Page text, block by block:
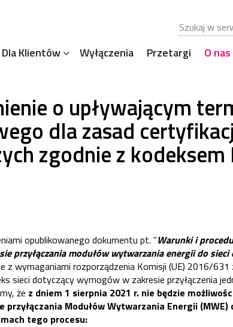
Dla Klientów Wyłączenia Przetargi O nas
o upływającym
dla zasad
zgodnie z kodeksem
opublikowanego dokumentu pt. "Warunki i
przyłączania modułów wytwarzania energii do
z wymaganiami rozporządzenia Komisji (UE) 2016/
sieci dotyczący wymogów w zakresie przyłączenia
że z dniem 1 sierpnia 2021 r. nie będzie
przyłączania Modułów Wytwarzania Energii
tego procesu: